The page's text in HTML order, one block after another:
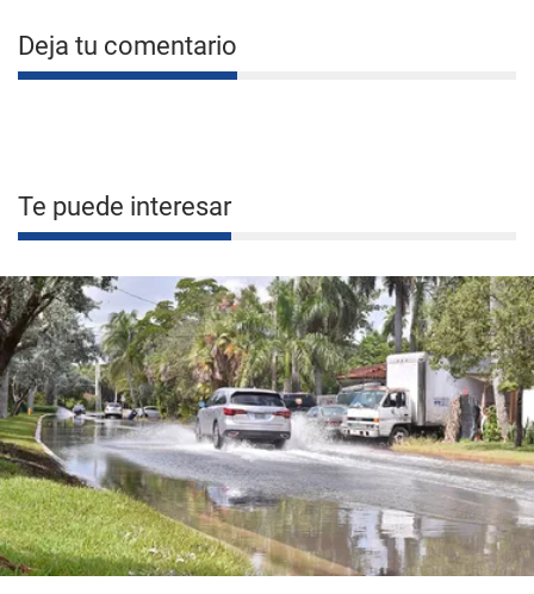
Deja tu comentario
Te puede interesar